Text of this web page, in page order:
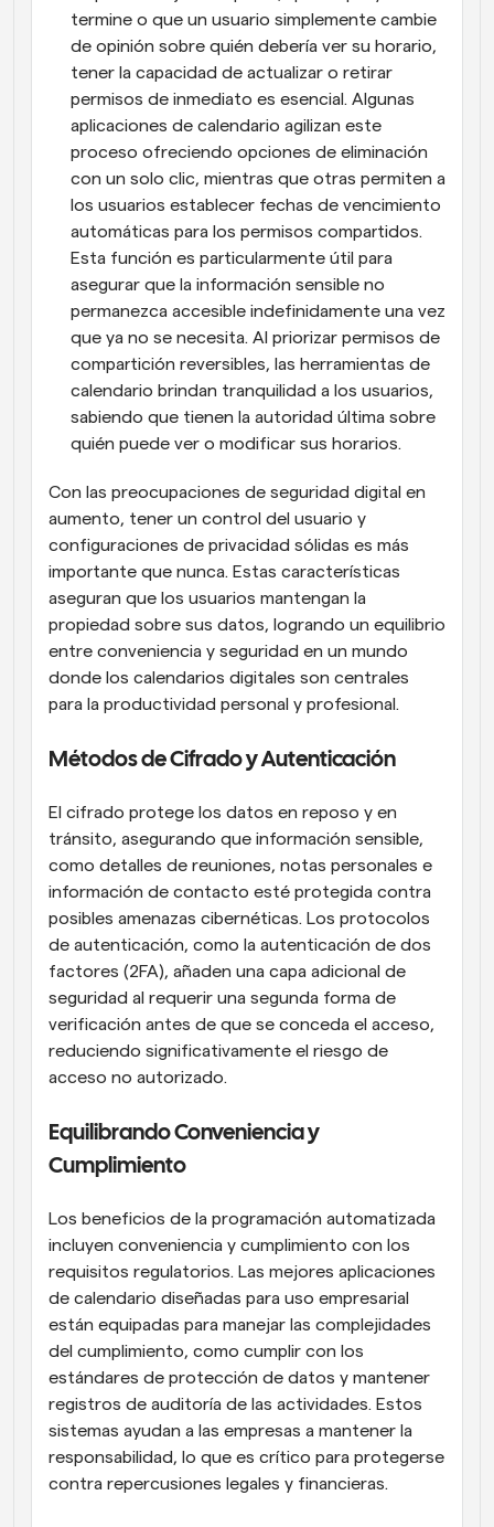
termine o que un usuario simplemente cambie
de opinión sobre quién debería ver su horario,
tener la capacidad de actualizar o retirar
permisos de inmediato es esencial. Algunas
aplicaciones de calendario agilizan este
proceso ofreciendo opciones de eliminación
con un solo clic, mientras que otras permiten a
los usuarios establecer fechas de vencimiento
automáticas para los permisos compartidos.
Esta función es particularmente útil para
asegurar que la información sensible no
permanezca accesible indefinidamente una vez
que ya no se necesita. Al priorizar permisos de
compartición reversibles, las herramientas de
calendario brindan tranquilidad a los usuarios,
sabiendo que tienen la autoridad última sobre
quién puede ver o modificar sus horarios.
Con las preocupaciones de seguridad digital en
aumento, tener un control del usuario y
configuraciones de privacidad sólidas es más
importante que nunca. Estas características
aseguran que los usuarios mantengan la
propiedad sobre sus datos, logrando un equilibrio
entre conveniencia y seguridad en un mundo
donde los calendarios digitales son centrales
para la productividad personal y profesional.
Métodos de Cifrado y Autenticación
El cifrado protege los datos en reposo y en
tránsito, asegurando que información sensible,
como detalles de reuniones, notas personales e
información de contacto esté protegida contra
posibles amenazas cibernéticas. Los protocolos
de autenticación, como la autenticación de dos
factores (2FA), añaden una capa adicional de
seguridad al requerir una segunda forma de
verificación antes de que se conceda el acceso,
reduciendo significativamente el riesgo de
acceso no autorizado.
Equilibrando Conveniencia y
Cumplimiento
Los beneficios de la programación automatizada
incluyen conveniencia y cumplimiento con los
requisitos regulatorios. Las mejores aplicaciones
de calendario diseñadas para uso empresarial
están equipadas para manejar las complejidades
del cumplimiento, como cumplir con los
estándares de protección de datos y mantener
registros de auditoría de las actividades. Estos
sistemas ayudan a las empresas a mantener la
responsabilidad, lo que es crítico para protegerse
contra repercusiones legales y financieras.